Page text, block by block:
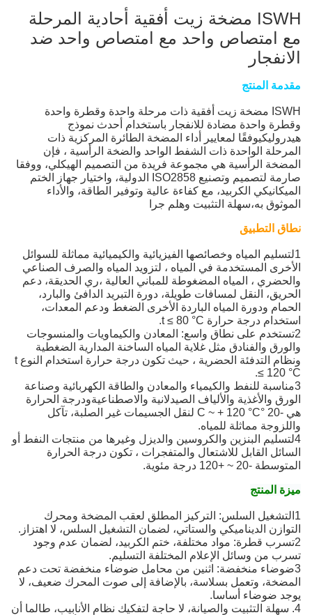
ISWH مضخة زيت أفقية أحادية المرحلة
مع امتصاص واحد مع امتصاص واحد ضد
الانفجار
مقدمة المنتج
ISWH مضخة زيت أفقية ذات مرحلة واحدة وقطرة واحدة
وقطرة واحدة مضادة للانفجار باستخدام أحدث نموذج
هيدروليكيوفقًا لمعايير أداء المضخة الطائرة المركزية ذات
المرحلة الواحدة ذات الشفط الواحد والضخة الرأسية ، فإن
المضخة الرأسية هي مجموعة فريدة من التصميم الهيكلي، ووفقا
صارمة لتصميم وتصنيع ISO2858 الدولية، واختيار جهاز الختم
الميكانيكي الكربيد، مع كفاءة عالية وتوفير الطاقة، والأداء
الموثوق به،سهلة التثبيت وهلم جرا
نطاق التطبيق
1لتسليم المياه وخصائصها الفيزيائية والكيميائية مماثلة للسوائل
الأخرى المستخدمة في المياه ، لتزويد المياه والصرف الصناعي
والحضري ، المياه المضغوطة للمباني العالية ،ري الحديقة، دعم
الحريق، النقل لمسافات طويلة، دورة التبريد الدافئ والبارد،
الحمام ودورة المياه الباردة الأخرى الضغط ودعم المعدات،
استخدام درجة حرارة t ≤ 80 °C.
2تستخدم على نطاق واسع: المعادن والكيماويات والمنسوجات
والورق والفنادق مثل غلاية المياه الساخنة المدارية الضغطية
ونظام التدفئة الحضرية ، حيث تكون درجة حرارة استخدام النوع t
≤ 120 °C.
3مناسبة للنفط والكيمياء والمعادن والطاقة الكهربائية وصناعة
الورق والأغذية والألياف الصيدلانية والاصطناعيةودرجة الحرارة
هي -20 °C ~ + 120 °C لنقل الجسيمات غير الصلبة، تآكل
واللزوجة مماثلة للمياه.
4لتسليم البنزين والكروسين والديزل وغيرها من منتجات النفط أو
السائل القابل للاشتعال والمتفجرات ، تكون درجة الحرارة
المتوسطة -20 ~ +120 درجة مئوية.
ميزة المنتج
1التشغيل السلس: التركيز المطلق لعقب المضخة ومحرك
التوازن الديناميكي والستاتي، لضمان التشغيل السلس، لا اهتزاز.
2تسرب قطرة: مواد مختلفة، ختم الكربيد، لضمان عدم وجود
تسرب من وسائل الإعلام المختلفة التسليم.
3ضوضاء منخفضة: اثنين من محامل ضوضاء منخفضة تحت دعم
المضخة، وتعمل بسلاسة، بالإضافة إلى صوت المحرك ضعيف، لا
يوجد ضوضاء أساسا.
4. سهلة التثبيت والصيانة، لا حاجة لتفكيك نظام الأنابيب، طالما أن